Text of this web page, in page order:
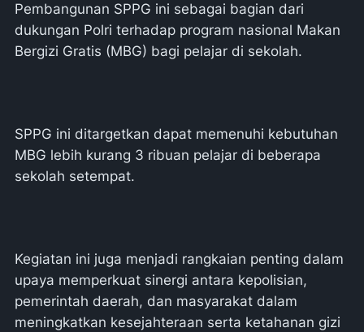
Pembangunan SPPG ini sebagai bagian dari
dukungan Polri terhadap program nasional Makan
Bergizi Gratis (MBG) bagi pelajar di sekolah.
SPPG ini ditargetkan dapat memenuhi kebutuhan
MBG lebih kurang 3 ribuan pelajar di beberapa
sekolah setempat.
Kegiatan ini juga menjadi rangkaian penting dalam
upaya memperkuat sinergi antara kepolisian,
pemerintah daerah, dan masyarakat dalam
meningkatkan kesejahteraan serta ketahanan gizi